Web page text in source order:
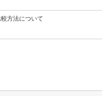
方法について